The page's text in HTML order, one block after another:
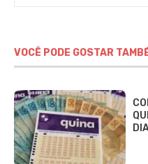
VOCÊ PODE GOSTAR